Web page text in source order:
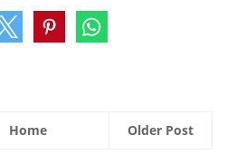
Older Post
Home